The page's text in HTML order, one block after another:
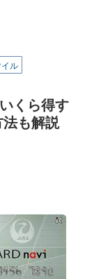
ル
くら得す
も解説